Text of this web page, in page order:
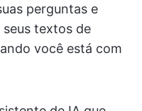
perguntas e
textos de
você está com